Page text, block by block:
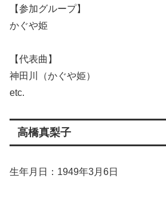
【参加グループ】
かぐや姫
【代表曲】
神田川（かぐや姫）
etc.
高橋真梨子
生年月日：1949年3月6日